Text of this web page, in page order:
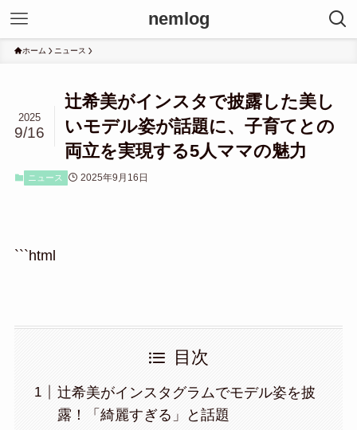
nemlog
ホーム ニュース
辻希美がインスタで披露した美し
いモデル姿が話題に、子育てとの
両立を実現する5人ママの魅力
2025
9/16
ニュース 2025年9月16日
```html
目次
辻希美がインスタグラムでモデル姿を披
露！「綺麗すぎる」と話題